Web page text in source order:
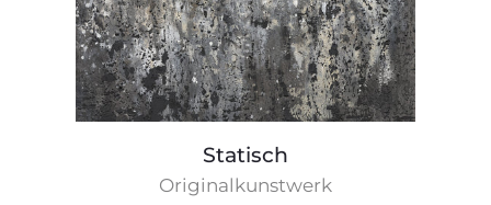
Statisch
Originalkunstwerk